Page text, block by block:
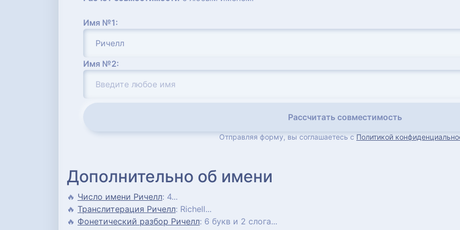
Имя №1:
Имя №2:
Рассчитать совместимость
Отправляя форму, вы соглашаетесь с Политикой
Дополнительно об имени
🔥 Число имени Ричелл: 4...
🔥 Транслитерация Ричелл: Richell...
🔥 Фонетический разбор Ричелл: 6 букв и 2 слога...